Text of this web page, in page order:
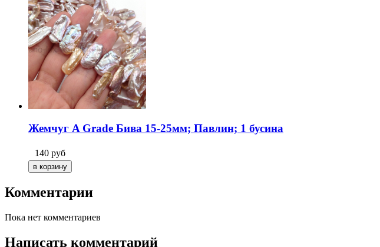
Жемчуг A Grade Бива 15-25мм; Павлин; 1 бусина
140 руб
Комментарии
Пока нет комментариев
Написать комментарий